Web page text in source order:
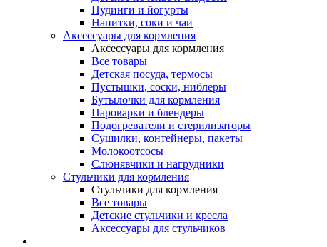
Пудинги и йогурты
Напитки, соки и чаи
Аксессуары для кормления
Аксессуары для кормления
Все товары
Детская посуда, термосы
Пустышки, соски, ниблеры
Бутылочки для кормления
Пароварки и блендеры
Подогреватели и стерилизаторы
Сушилки, контейнеры, пакеты
Молокоотсосы
Слюнявчики и нагрудники
Стульчики для кормления
Стульчики для кормления
Все товары
Детские стульчики и кресла
Аксессуары для стульчиков